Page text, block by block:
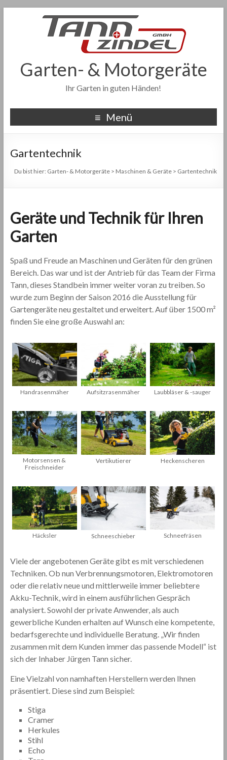
Garten- & Motorgeräte
Ihr Garten in guten Händen!
Menü
Gartentechnik
Du bist hier: Garten- & Motorgeräte > Maschinen & Geräte > Gartentechnik
Geräte und Technik für Ihren
Garten
Spaß und Freude an Maschinen und Geräten für den grünen
Bereich. Das war und ist der Antrieb für das Team der Firma
Tann, dieses Standbein immer weiter voran zu treiben. So
wurde zum Beginn der Saison 2016 die Ausstellung für
Gartengeräte neu gestaltet und erweitert. Auf über 1500 m²
finden Sie eine große Auswahl an:
Handrasenmäher Aufsitzrasenmäher Laubbläser & -sauger
Motorsensen &
Freischneider
Vertikutierer Heckenscheren
Häcksler Schneeschieber Schneefräsen
Viele der angebotenen Geräte gibt es mit verschiedenen
Techniken. Ob nun Verbrennungsmotoren, Elektromotoren
oder die relativ neue und mittlerweile immer beliebtere
Akku-Technik, wird in einem ausführlichen Gespräch
analysiert. Sowohl der private Anwender, als auch
gewerbliche Kunden erhalten auf Wunsch eine kompetente,
bedarfsgerechte und individuelle Beratung. „Wir finden
zusammen mit dem Kunden immer das passende Modell“ ist
sich der Inhaber Jürgen Tann sicher.
Eine Vielzahl von namhaften Herstellern werden Ihnen
präsentiert. Diese sind zum Beispiel:
Stiga
Cramer
Herkules
Stihl
Echo